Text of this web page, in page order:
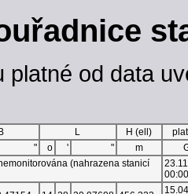
platné od data
B L H (ell)
" o ' " m
(nahrazena stanicí
00:00